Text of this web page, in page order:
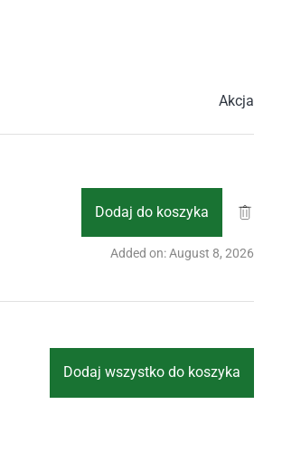
Akcja
Dodaj do koszyka
Added on: August 8, 2026
Dodaj wszystko do koszyka